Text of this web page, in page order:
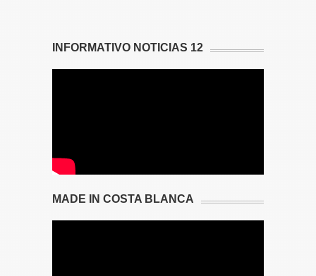
INFORMATIVO NOTICIAS 12
MADE IN COSTA BLANCA